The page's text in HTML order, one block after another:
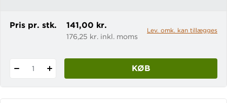
Pris pr. stk. 141,00 kr.
176,25 kr. inkl. moms
Lev. omk. kan tillægges
1 KØB